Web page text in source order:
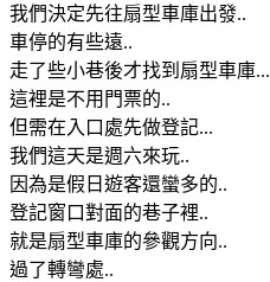
我們決定先往扇型車庫出發..
車停的有些遠..
走了些小巷後才找到扇型車庫...
這裡是不用門票的..
但需在入口處先做登記...
我們這天是週六來玩..
因為是假日遊客還蠻多的..
登記窗口對面的巷子裡..
就是扇型車庫的參觀方向..
過了轉彎處..